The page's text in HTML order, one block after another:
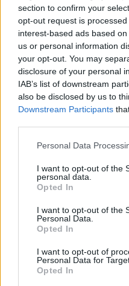
section to confirm your
opt-out request is
interest-based ads based
us or personal information
your opt-out. You may
disclosure of your personal
IAB’s list of downstream
also be disclosed by us to
Downstream Participants
Personal Data
I want to opt-out of the
personal data.
Opted In
I want to opt-out of the
Personal Data.
Opted In
I want to opt-out of
Personal Data for
Opted In
Rába és a láma
2026. 02.
Kis kötésekkel fel nagyobb
forgalommal
Rába és a láma
2026. 02.
szerint.öcsém te tudsz
Rába és a láma
2026. 02.
Ha nem veszi tovább a NER
Főleg a fideszesek